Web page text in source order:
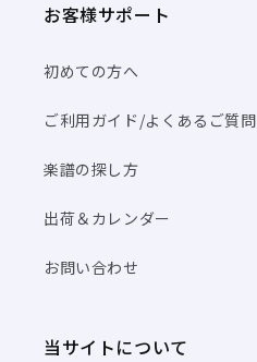
お客様サポート
初めての方へ
ご利用ガイド/よくあるご質問
楽譜の探し方
出荷＆カレンダー
お問い合わせ
当サイトについて